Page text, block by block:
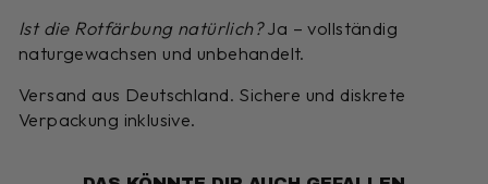
Ist die Rotfärbung natürlich?Ja – vollständig
naturgewachsen und unbehandelt.
Versand aus Deutschland. Sichere und diskrete
Verpackung inklusive.